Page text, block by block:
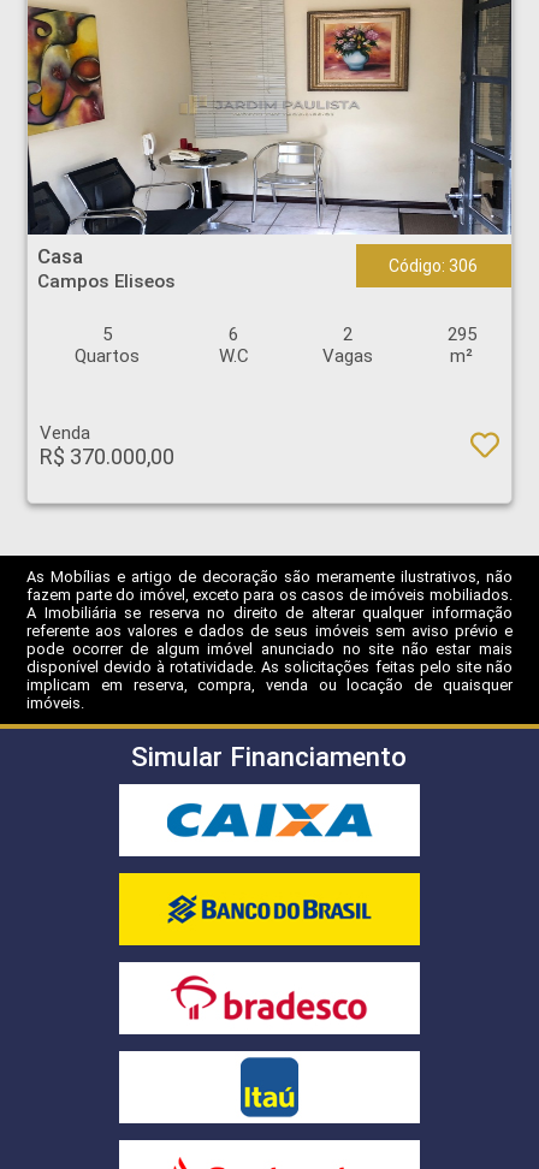
Casa - Campos Eliseos - Ribeirão Preto
Casa
Campos Eliseos
Código: 306
5
Quartos
6
W.C
2
Vagas
295
m²
Venda
R$ 370.000,00
As Mobílias e artigo de decoração são meramente ilustrativos, não
fazem parte do imóvel, exceto para os casos de imóveis mobiliados.
A Imobiliária se reserva no direito de alterar qualquer informação
referente aos valores e dados de seus imóveis sem aviso prévio e
pode ocorrer de algum imóvel anunciado no site não estar mais
disponível devido à rotatividade. As solicitações feitas pelo site não
implicam em reserva, compra, venda ou locação de quaisquer
imóveis.
Simular Financiamento